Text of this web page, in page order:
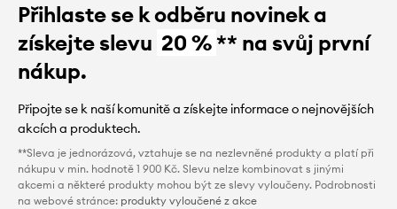
Přihlaste se k odběru novinek a
získejte slevu 20 %** na svůj první
nákup.
Připojte se k naší komunitě a získejte informace o nejnovějších
akcích a produktech.
**Sleva je jednorázová, vztahuje se na nezlevněné produkty a platí při
nákupu v min. hodnotě 1 900 Kč. Slevu nelze kombinovat s jinými
akcemi a některé produkty mohou být ze slevy vyloučeny. Podrobnosti
na webové stránce: produkty vyloučené z akce